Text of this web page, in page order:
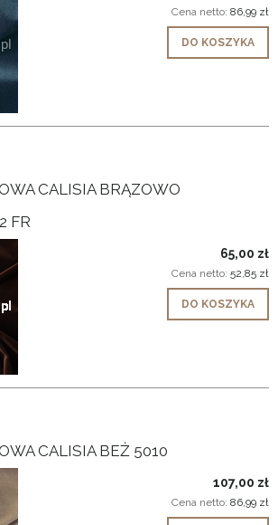
Cena netto: 86,99 zł
DO KOSZYKA
CALISIA BRĄZOWO
FR
65,00 zł
Cena netto: 52,85 zł
DO KOSZYKA
CALISIA BEŻ 5010
107,00 zł
Cena netto: 86,99 zł